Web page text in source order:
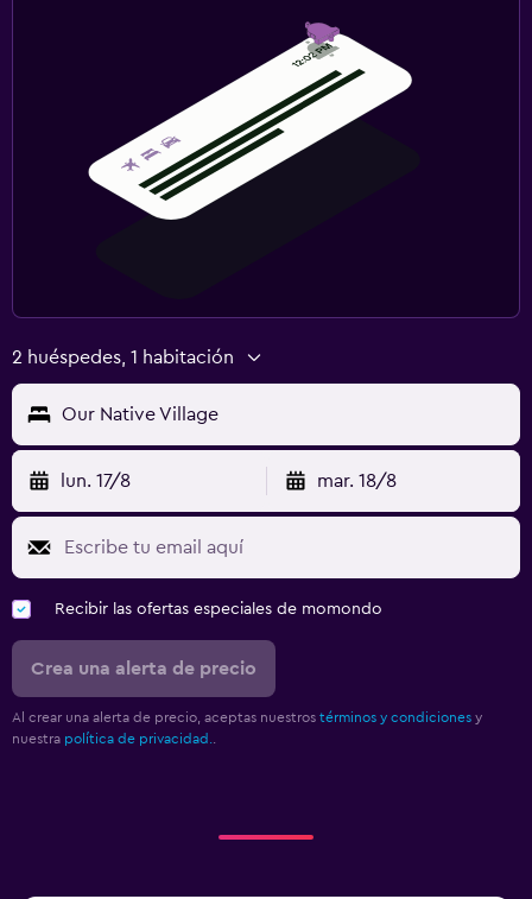
2 huéspedes, 1 habitación
Our Native Village
lun. 17/8 mar. 18/8
Recibir las ofertas especiales de momondo
Crea una alerta de precio
Al crear una alerta de precio, aceptas nuestros términos y condiciones y
nuestra política de privacidad.